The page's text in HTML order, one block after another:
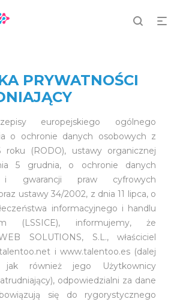
PRYWATNOŚCI
europejskiego ogólnego
o ochronie danych osobowych z
roku (RODO), ustawy organicznej
5 grudnia, o ochronie danych
i gwarancji praw cyfrowych
ustawy 34/2002, z dnia 11 lipca, o
informacyjnego i handlu
(LSSICE), informujemy, że
SOLUTIONS, S.L., właściciel
i www.talentoo.es (dalej
jak również jego Użytkownicy
odpowiedzialni za dane
się do rygorystycznego